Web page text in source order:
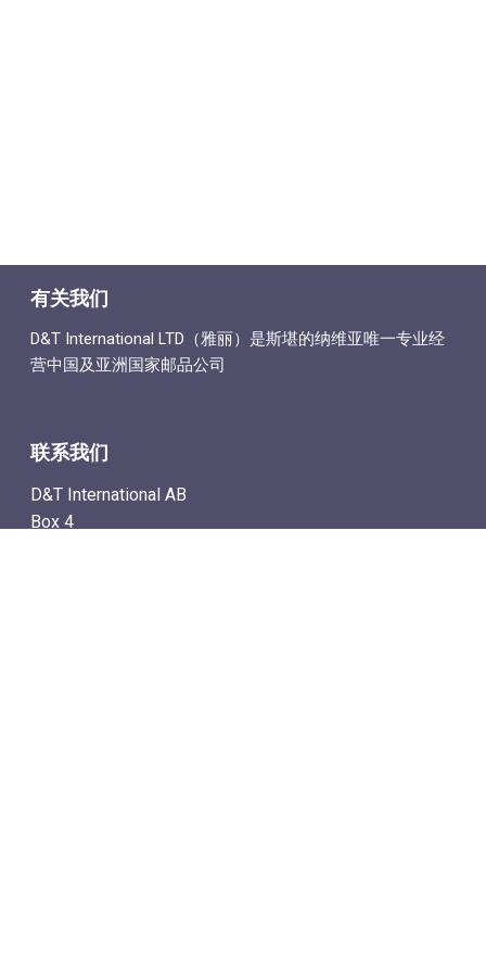
有关我们
D&T International LTD（雅丽）是斯堪的纳维亚唯一专业经
营中国及亚洲国家邮品公司
联系我们
D&T International AB
Box 4